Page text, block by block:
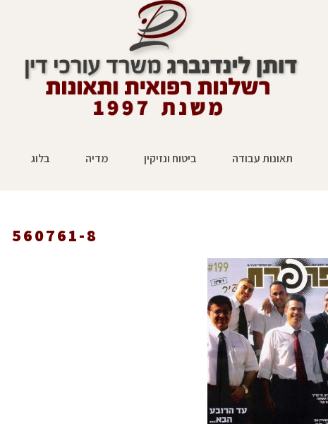
תאונות עבודה ביטוח ונזיקין מדיה בלוג
560761-8